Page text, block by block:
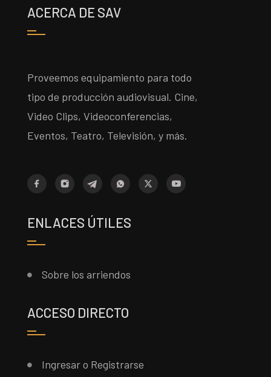
ACERCA DE SAV
Proveemos equipamiento para todo
tipo de producción audiovisual. Cine,
Video Clips, Videoconferencias,
Eventos, Teatro, Televisión, y más.
ENLACES ÚTILES
Sobre los arriendos
ACCESO DIRECTO
Ingresar o Registrarse